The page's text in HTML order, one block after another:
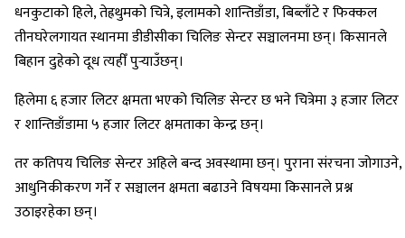
धनकुटाको हिले, तेह्रथुमको चित्रे, इलामको शान्तिडाँडा, बिब्लाँटे र फिक्कल
तीनघरेलगायत स्थानमा डीडीसीका चिलिङ सेन्टर सञ्चालनमा छन्। किसानले
बिहान दुहेको दूध त्यहीँ पुर्‍याउँछन्।
हिलेमा ६ हजार लिटर क्षमता भएको चिलिङ सेन्टर छ भने चित्रेमा ३ हजार लिटर
र शान्तिडाँडामा ५ हजार लिटर क्षमताका केन्द्र छन्।
तर कतिपय चिलिङ सेन्टर अहिले बन्द अवस्थामा छन्। पुराना संरचना जोगाउने,
आधुनिकीकरण गर्ने र सञ्चालन क्षमता बढाउने विषयमा किसानले प्रश्न
उठाइरहेका छन्।